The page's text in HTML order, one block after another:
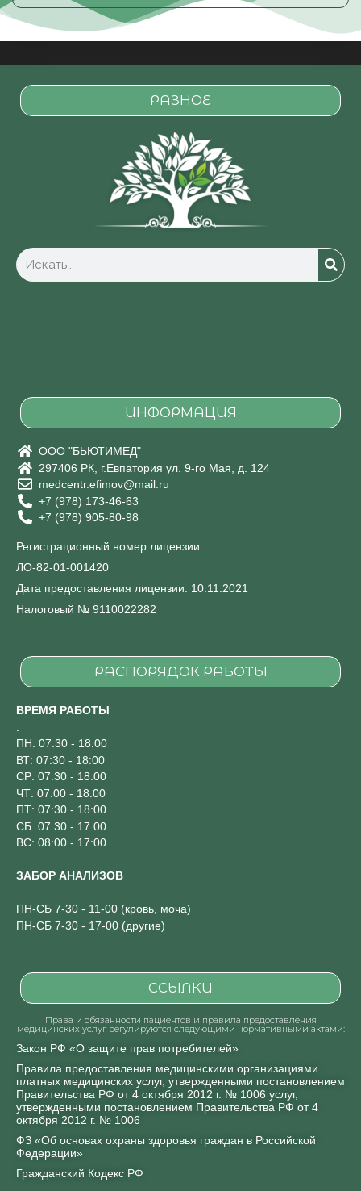
РАЗНОЕ
ИНФОРМАЦИЯ
ООО "БЬЮТИМЕД"
297406 РК, г.Евпатория ул. 9-го Мая, д. 124
medcentr.efimov@mail.ru
+7 (978) 173-46-63
+7 (978) 905-80-98
Регистрационный номер лицензии:
ЛО-82-01-001420
Дата предоставления лицензии: 10.11.2021
Налоговый № 9110022282
РАСПОРЯДОК РАБОТЫ
ВРЕМЯ РАБОТЫ
ПН: 07:30 - 18:00
ВТ: 07:30 - 18:00
СР: 07:30 - 18:00
ЧТ: 07:00 - 18:00
ПТ: 07:30 - 18:00
СБ: 07:30 - 17:00
ВС: 08:00 - 17:00
ЗАБОР АНАЛИЗОВ
ПН-СБ 7-30 - 11-00 (кровь, моча)
ПН-СБ 7-30 - 17-00 (другие)
ССЫЛКИ
Права и обязанности пациентов и правила предоставления
медицинских услуг регулируются следующими нормативными актами:
Закон РФ «О защите прав потребителей»
Правила предоставления медицинскими организациями
платных медицинских услуг, утвержденными постановлением
Правительства РФ от 4 октября 2012 г. № 1006 услуг,
утвержденными постановлением Правительства РФ от 4
октября 2012 г. № 1006
ФЗ «Об основах охраны здоровья граждан в Российской
Федерации»
Гражданский Кодекс РФ